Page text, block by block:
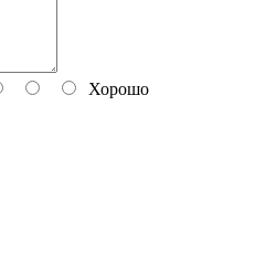
Хорошо